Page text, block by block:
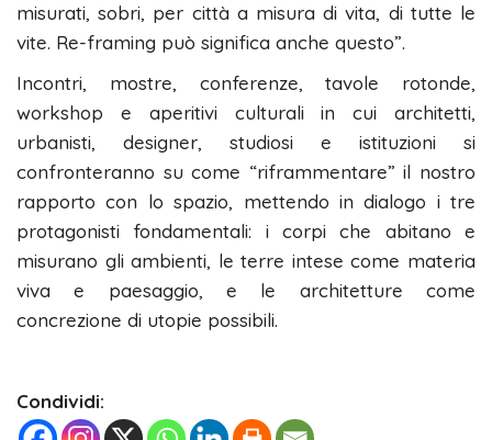
misurati, sobri, per città a misura di vita, di tutte le
vite. Re-framing può significa anche questo”.
Incontri, mostre, conferenze, tavole rotonde,
workshop e aperitivi culturali in cui architetti,
urbanisti, designer, studiosi e istituzioni si
confronteranno su come “riframmentare” il nostro
rapporto con lo spazio, mettendo in dialogo i tre
protagonisti fondamentali: i corpi che abitano e
misurano gli ambienti, le terre intese come materia
viva e paesaggio, e le architetture come
concrezione di utopie possibili.
Condividi: